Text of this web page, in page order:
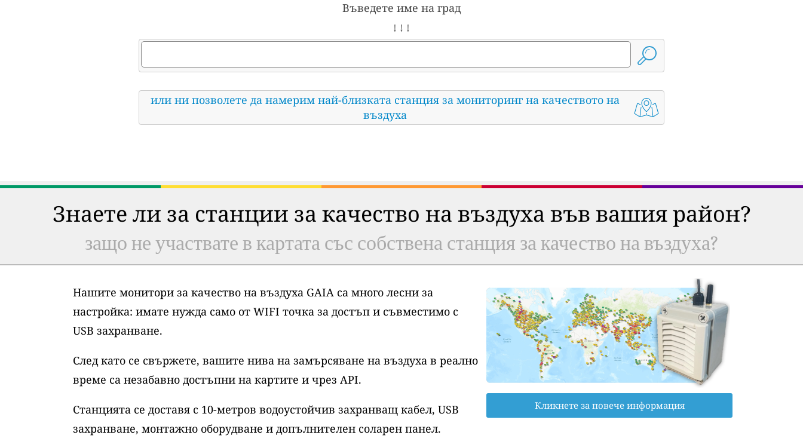
Въведете име на град
↓ ↓ ↓
или ни позволете да намерим най-близката станция за мониторинг на качеството на
въздуха
Знаете ли за станции за качество на въздуха във вашия район?
защо не участвате в картата със собствена станция за качество на въздуха?
Нашите монитори за качество на въздуха GAIA са много лесни за
настройка: имате нужда само от WIFI точка за достъп и съвместимо с
USB захранване.
След като се свържете, вашите нива на замърсяване на въздуха в реално
време са незабавно достъпни на картите и чрез API.
Станцията се доставя с 10-метров водоустойчив захранващ кабел, USB
захранване, монтажно оборудване и допълнителен соларен панел.
Кликнете за повече информация